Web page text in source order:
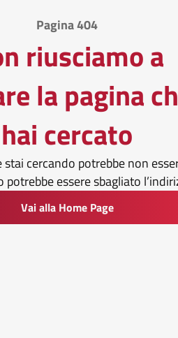
Pagina 404
riusciamo a
la pagina
hai cercato
stai cercando potrebbe non
potrebbe essere sbagliato
Vai alla Home Page